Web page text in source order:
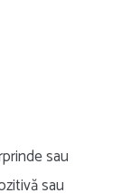
sau
sau